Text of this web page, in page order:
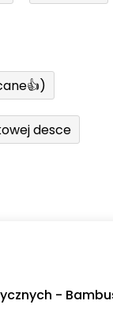
desce
-